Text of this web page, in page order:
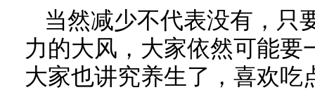
当然减少不代表没有，只
力的大风，大家依然可能要
大家也讲究养生了，喜欢吃